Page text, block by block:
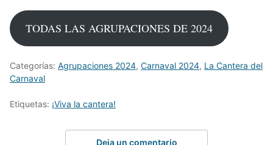
TODAS LAS AGRUPACIONES DE 2024
Categorías: Agrupaciones 2024, Carnaval 2024, La Cantera del
Carnaval
Etiquetas: ¡Viva la cantera!
Deja un comentario